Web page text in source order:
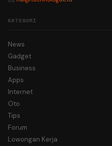
KATEGORI
News
Gadget
Business
Apps
Internet
Oto
Tips
Forum
Lowongan Kerja